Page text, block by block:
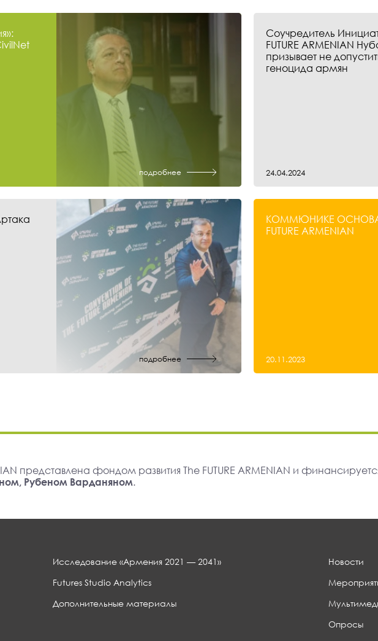
подробнее
Соучредитель
FUTURE ARMENIAN
призывает не
геноцида армян
24.04.2024
подробнее
КОММЮНИКЕ
FUTURE ARMENIAN
20.11.2023
представлена фондом развития The FUTURE ARMENIAN и
Рубеном Варданяном.
Исследование «Армения 2021 — 2041»
Futures Studio Analytics
Дополнительные материалы
Новости
Опросы